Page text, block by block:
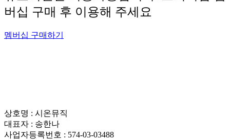
버십 구매 후 이용해 주세요
멤버십 구매하기
상호명 : 시온뮤직
대표자 : 송한나
사업자등록번호 : 574-03-03488